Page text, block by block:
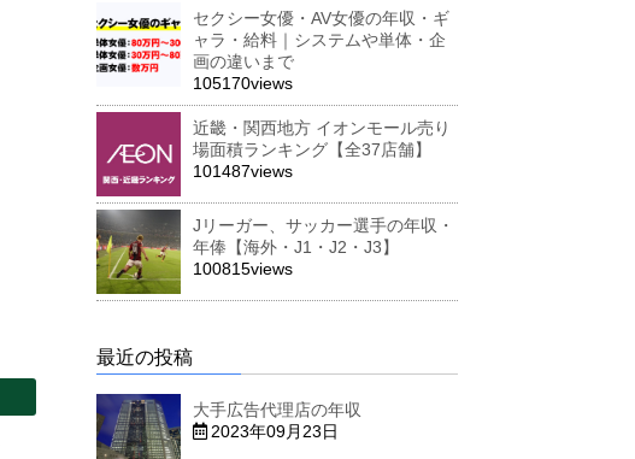
セクシー女優・AV女優の年収・ギ
ャラ・給料｜システムや単体・企
画の違いまで
105170views
近畿・関西地方 イオンモール売り
場面積ランキング【全37店舗】
101487views
Jリーガー、サッカー選手の年収・
年俸【海外・J1・J2・J3】
100815views
最近の投稿
大手広告代理店の年収
2023年09月23日